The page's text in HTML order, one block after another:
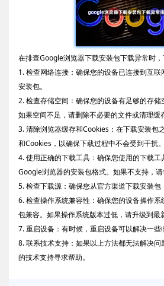
在排查Google浏览器下载安装包下载异常时，
1. 检查网络连接：确保您的设备已连接到互
安装包。
2. 检查存储空间：确保您的设备有足够的存储
如果空间不足，请删除不必要的文件或清理缓
3. 清除浏览器缓存和Cookies：在下载安装包
和Cookies，以确保下载过程中不会受到干扰。
4. 使用正确的下载工具：确保您使用的下载
Google浏览器的安装包格式。如果不支持，请
5. 检查下载源：确保您从官方渠道下载安装包
6. 检查操作系统兼容性：确保您的设备操作
包兼容。如果操作系统版本过低，请升级到最
7. 重启设备：有时候，重启设备可以解决一些
8. 联系技术支持：如果以上方法都无法解决
的技术支持寻求帮助。